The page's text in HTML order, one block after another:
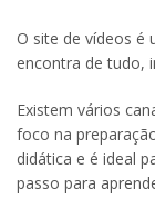
O site de vídeos é
encontra de tudo,
Existem vários
foco na
didática e é ideal
passo para